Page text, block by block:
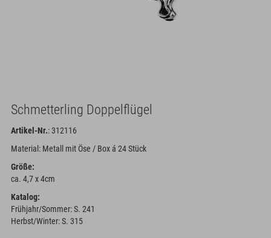
Schmetterling Doppelflügel
Artikel-Nr.: 312116
Material: Metall mit Öse / Box á 24 Stück
Größe:
ca. 4,7 x 4cm
Katalog:
Frühjahr/Sommer: S. 241
Herbst/Winter: S. 315